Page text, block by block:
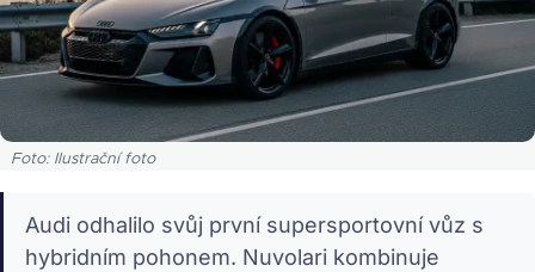
Foto: Ilustrační foto
Audi odhalilo svůj první supersportovní vůz s
hybridním pohonem. Nuvolari kombinuje